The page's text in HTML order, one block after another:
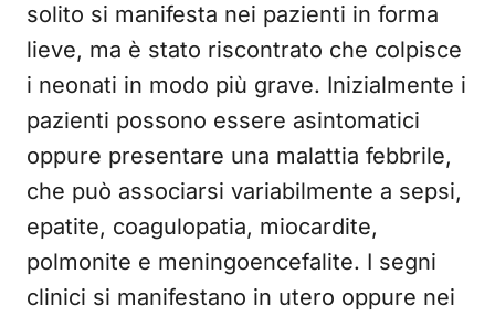
solito si manifesta nei pazienti in forma
lieve, ma è stato riscontrato che colpisce
i neonati in modo più grave. Inizialmente i
pazienti possono essere asintomatici
oppure presentare una malattia febbrile,
che può associarsi variabilmente a sepsi,
epatite, coagulopatia, miocardite,
polmonite e meningoencefalite. I segni
clinici si manifestano in utero oppure nei